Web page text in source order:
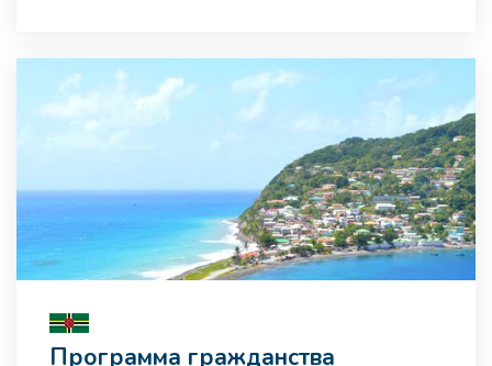
Программа гражданства